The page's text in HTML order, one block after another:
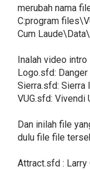
merubah nama
C:program
Cum
Inalah video intro
Logo.sfd:
Sierra.sfd: Sierra
VUG.sfd: Vivendi
Dan inilah file
dulu file file
Attract.sfd : Larry